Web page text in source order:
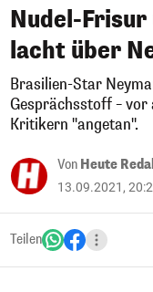
Nudel-Frisur
lacht über
Brasilien-Star
Gesprächsstoff – vor
Kritikern "angetan".
Von Heute
13.09.2021,
Teilen